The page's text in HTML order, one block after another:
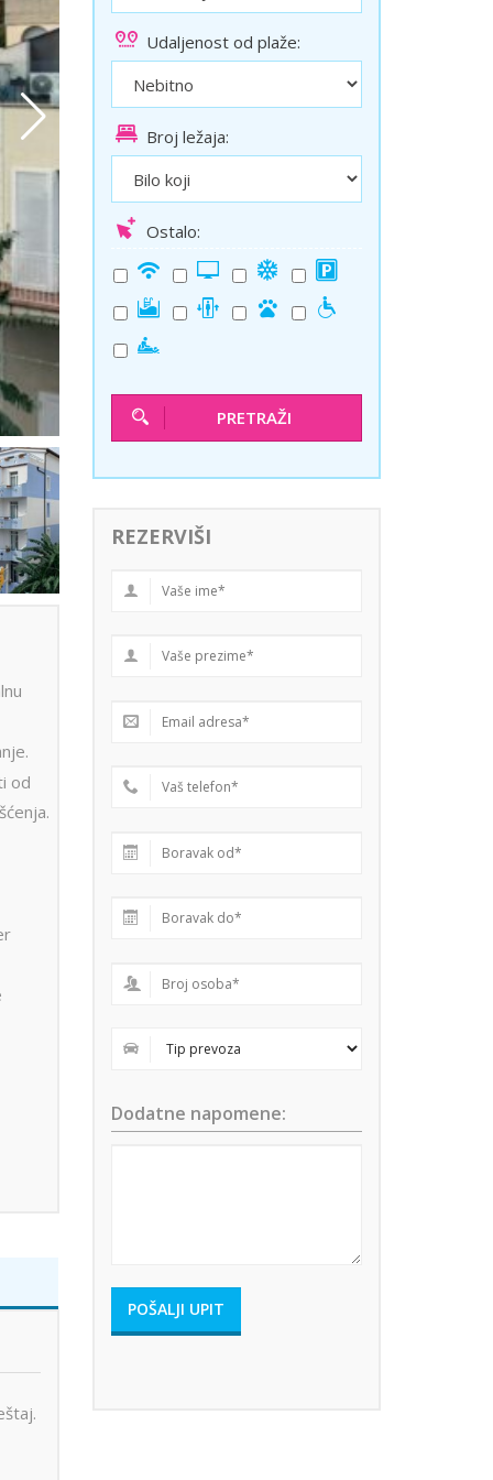
Solun polazak iz Niša
Temišvar polazak iz Niša
od
Udaljenost od plaže:
Broj ležaja:
Ostalo:
PRETRAŽI
REZERVIŠI
Dodatne napomene: